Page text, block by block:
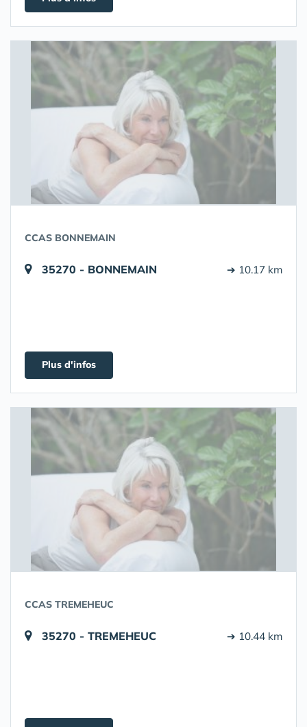
CCAS BONNEMAIN
35270 - BONNEMAIN ➔ 10.17 km
Plus d'infos
CCAS TREMEHEUC
35270 - TREMEHEUC ➔ 10.44 km